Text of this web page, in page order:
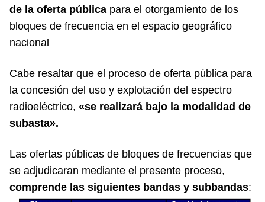
de la oferta pública para el otorgamiento de los
bloques de frecuencia en el espacio geográfico
nacional
Cabe resaltar que el proceso de oferta pública para
la concesión del uso y explotación del espectro
radioeléctrico, «se realizará bajo la modalidad de
subasta».
Las ofertas públicas de bloques de frecuencias que
se adjudicaran mediante el presente proceso,
comprende las siguientes bandas y subbandas: